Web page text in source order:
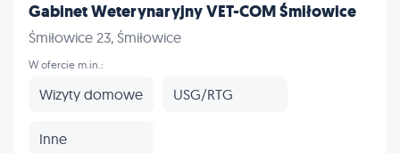
Gabinet Weterynaryjny VET-COM Śmiłowice
Śmiłowice 23, Śmiłowice
W ofercie m.in.:
Wizyty domowe USG/RTG
Inne